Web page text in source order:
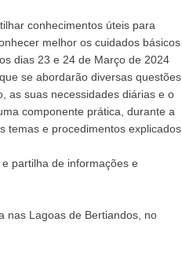
conhecimentos úteis para
melhor os cuidados básicos
dias 23 e 24 de Março de 2024
se abordarão diversas questões
as suas necessidades diárias e o
componente prática, durante a
temas e procedimentos explicados.
partilha de informações e
nas Lagoas de Bertiandos, no